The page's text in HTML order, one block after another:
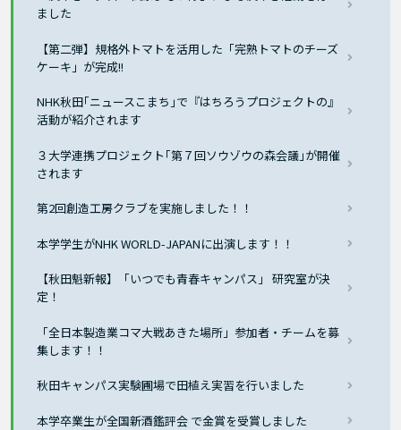
ました
【第二弾】規格外トマトを活用した「完熟トマトのチーズ
ケーキ」が完成!!
NHK秋田｢ニュースこまち｣で『はちろうプロジェクトの』
活動が紹介されます
３大学連携プロジェクト｢第７回ソウゾウの森会議｣が開催
されます
第2回創造工房クラブを実施しました！！
本学学生がNHK WORLD-JAPANに出演します！！
【秋田魁新報】「いつでも青春キャンパス」 研究室が決
定！
「全日本製造業コマ大戦あきた場所」参加者・チームを募
集します！！
秋田キャンパス実験圃場で田植え実習を行いました
本学卒業生が全国新酒鑑評会 で金賞を受賞しました